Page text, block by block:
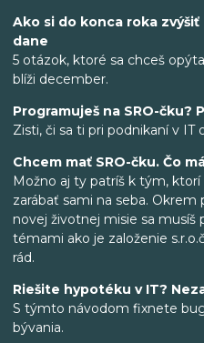
Ako si do konca roka
dane
5 otázok, ktoré sa chceš
blíži december.
Programuješ na SRO-čku?
Zisti, či sa ti pri podnikaní v IT
Chcem mať SRO-čku. Čo
Možno aj ty patríš k tým, ktorí
zarábať sami na seba.
novej životnej misie sa musíš
témami ako je založenie
rád.
Riešite hypotéku v IT?
S týmto návodom fixnete
bývania.